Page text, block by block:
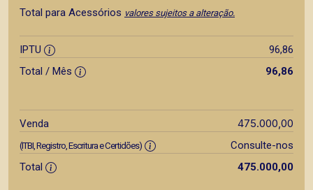
Total para Acessórios valores sujeitos a alteração.
IPTU
96,86
Total / Mês
96,86
Venda 475.000,00
(ITBI, Registro, Escritura e Certidões)
Consulte-nos
Total
475.000,00